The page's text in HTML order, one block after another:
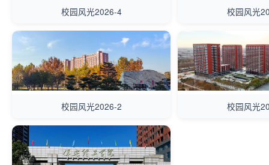
校园风光2026-4 校园风光
校园风光2026-2 校园风光